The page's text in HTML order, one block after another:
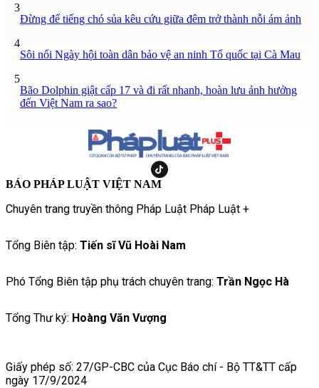
3
Đừng để tiếng chó sủa kêu cứu giữa đêm trở thành nỗi ám ảnh
4
Sôi nổi Ngày hội toàn dân bảo vệ an ninh Tổ quốc tại Cà Mau
5
Bão Dolphin giật cấp 17 và đi rất nhanh, hoàn lưu ảnh hưởng
đến Việt Nam ra sao?
BÁO PHÁP LUẬT VIỆT NAM
Chuyên trang truyền thông Pháp Luật Pháp Luật +
Tổng Biên tập: Tiến sĩ Vũ Hoài Nam
Phó Tổng Biên tập phụ trách chuyên trang: Trần Ngọc Hà
Tổng Thư ký: Hoàng Văn Vượng
Giấy phép số: 27/GP-CBC của Cục Báo chí - Bộ TT&TT cấp
ngày 17/9/2024